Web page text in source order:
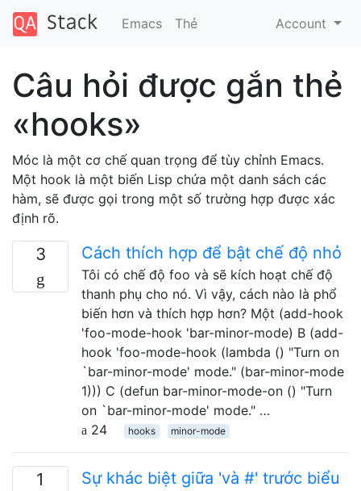
Emacs Thẻ Account
Câu hỏi được gắn thẻ
«hooks»
Móc là một cơ chế quan trọng để tùy chỉnh Emacs.
Một hook là một biến Lisp chứa một danh sách các
hàm, sẽ được gọi trong một số trường hợp được xác
định rõ.
3 Cách thích hợp để bật chế độ nhỏ
Tôi có chế độ foo và sẽ kích hoạt chế độ
thanh phụ cho nó. Vì vậy, cách nào là phổ
biến hơn và thích hợp hơn? Một (add-hook
'foo-mode-hook 'bar-minor-mode) B (add-
hook 'foo-mode-hook (lambda () "Turn on
`bar-minor-mode' mode." (bar-minor-mode
1))) C (defun bar-minor-mode-on () "Turn
on `bar-minor-mode' mode." …
24
hooks minor-mode
1
Sự khác biệt giữa 'và #' trước biểu